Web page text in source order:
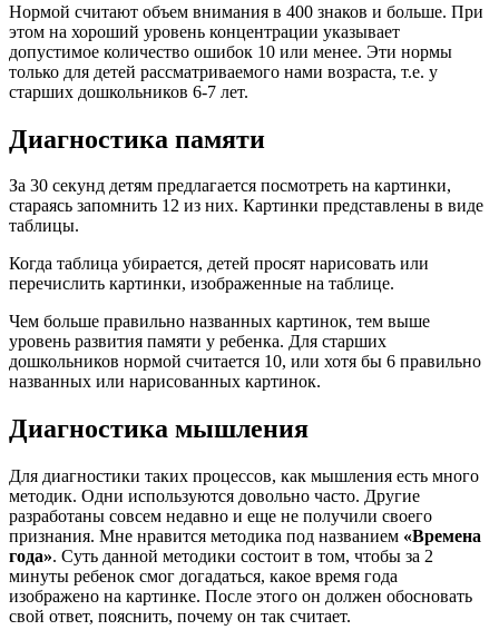
Нормой считают объем внимания в 400 знаков и больше. При
этом на хороший уровень концентрации указывает
допустимое количество ошибок 10 или менее. Эти нормы
только для детей рассматриваемого нами возраста, т.е. у
старших дошкольников 6-7 лет.
Диагностика памяти
За 30 секунд детям предлагается посмотреть на картинки,
стараясь запомнить 12 из них. Картинки представлены в виде
таблицы.
Когда таблица убирается, детей просят нарисовать или
перечислить картинки, изображенные на таблице.
Чем больше правильно названных картинок, тем выше
уровень развития памяти у ребенка. Для старших
дошкольников нормой считается 10, или хотя бы 6 правильно
названных или нарисованных картинок.
Диагностика мышления
Для диагностики таких процессов, как мышления есть много
методик. Одни используются довольно часто. Другие
разработаны совсем недавно и еще не получили своего
признания. Мне нравится методика под названием «Времена
года». Суть данной методики состоит в том, чтобы за 2
минуты ребенок смог догадаться, какое время года
изображено на картинке. После этого он должен обосновать
свой ответ, пояснить, почему он так считает.